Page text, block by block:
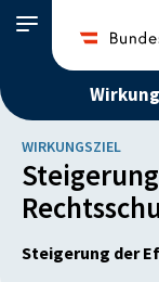
WIRKUNGSZIEL
Steigerung der